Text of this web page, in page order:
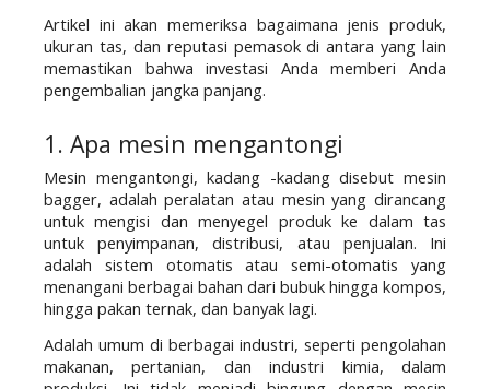
Artikel ini akan memeriksa bagaimana jenis produk,
ukuran tas, dan reputasi pemasok di antara yang lain
memastikan bahwa investasi Anda memberi Anda
pengembalian jangka panjang.
1. Apa mesin mengantongi
Mesin mengantongi, kadang -kadang disebut mesin
bagger, adalah peralatan atau mesin yang dirancang
untuk mengisi dan menyegel produk ke dalam tas
untuk penyimpanan, distribusi, atau penjualan. Ini
adalah sistem otomatis atau semi-otomatis yang
menangani berbagai bahan dari bubuk hingga kompos,
hingga pakan ternak, dan banyak lagi.
Adalah umum di berbagai industri, seperti pengolahan
makanan, pertanian, dan industri kimia, dalam